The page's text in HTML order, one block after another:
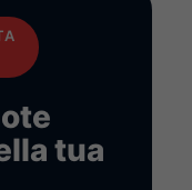
tua